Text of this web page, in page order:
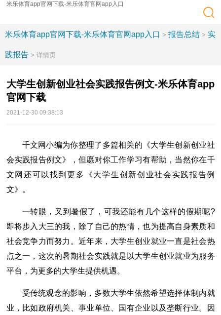
米乐体育app官网下载-米乐体育官网app入口
米乐体育app官网下载-米乐体育官网app入口 > 报告总结 > 实
践报告 > 详情页
大学生创新创业社会实践报告例文-米乐体育app
官网下载
2021-12-30 09:38:13
千文网小编为你整理了多篇相关的《大学生创新创业社
会实践报告例文》，但愿对你工作学习有帮助，当然你在千
文网还可以找到更多《大学生创新创业社会实践报告例
文》。
一转眼，又到暑假了，可我还能有几个这样的假期呢?
即将步入大三的我，除了自己的热情，也为提高自身素质和
社会竞争力而努力。近年来，大学生创业就业一直是社会热
点之一，这次的暑期社会实践就是以大学生创业就业为服务
平台，为更多的大学生提供机遇。
受传统观念的影响，多数大学生依然希望选择体制内就
业，比如政府机关、事业单位、国有企业以及垄断行业。因